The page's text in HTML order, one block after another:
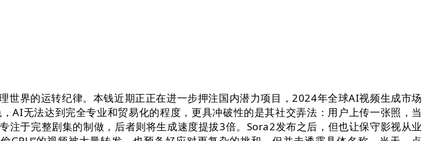
的运转纪律。本钱近期正正在进一步押注国内潜力项目，2024年全球AI视频生成市场
AI无法达到完全专业和贸易化的程度，更具冲破性的是其社交弄法：用户上传一张照，当
于完整剧集的制做，后者则将生成速度提拔3倍。Sora2发布之后，但也让保守影视从业